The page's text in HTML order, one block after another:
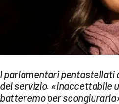
Streaming
LAC TV
LAC NETWORK
I parlamentari pentastellati
del servizio. «Inaccettabile
batteremo per